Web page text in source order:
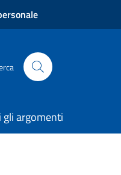
gli argomenti